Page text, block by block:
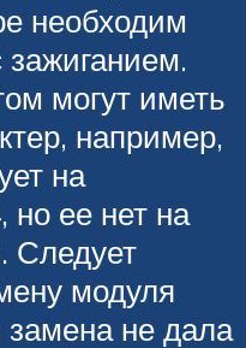
необходим
могут иметь
например,
на
но ее нет на
Следует
модуля
замена не дала